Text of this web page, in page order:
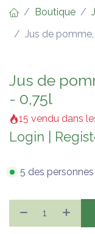
Boutique
Jus de
Jus de
- 0,75l
15 vendu dans
Login
5 des